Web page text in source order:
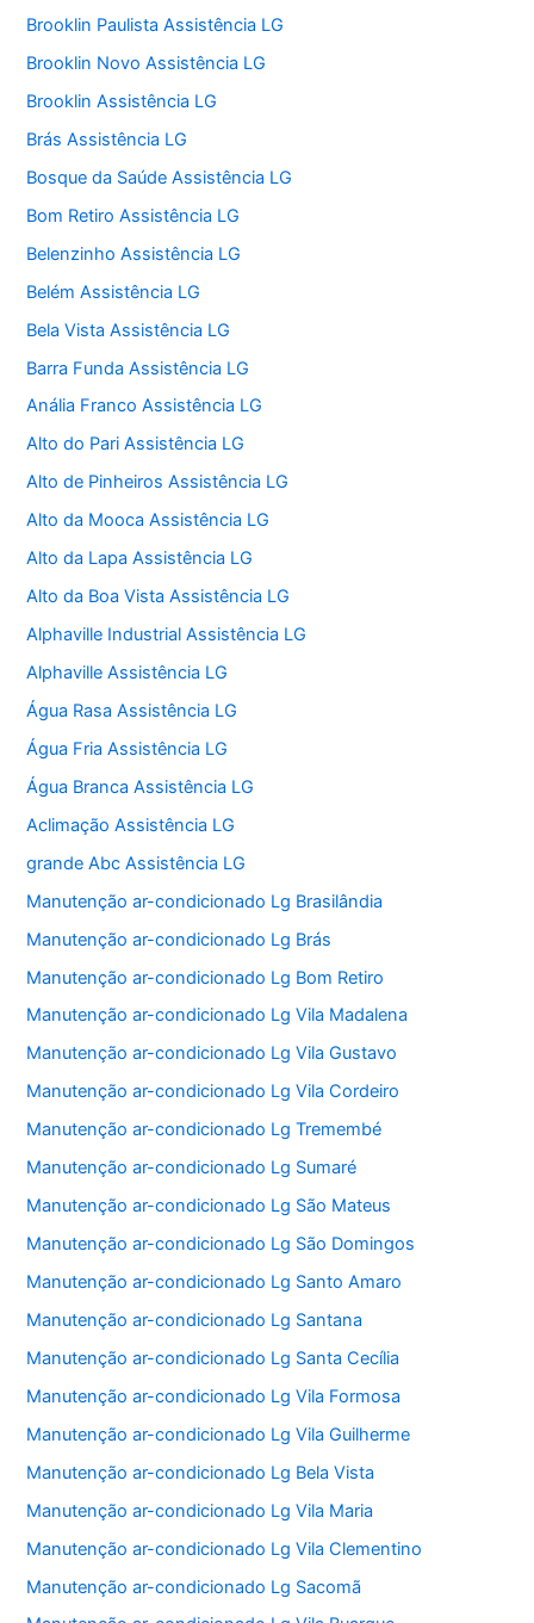
Brooklin Paulista Assistência LG
Brooklin Novo Assistência LG
Brooklin Assistência LG
Brás Assistência LG
Bosque da Saúde Assistência LG
Bom Retiro Assistência LG
Belenzinho Assistência LG
Belém Assistência LG
Bela Vista Assistência LG
Barra Funda Assistência LG
Anália Franco Assistência LG
Alto do Pari Assistência LG
Alto de Pinheiros Assistência LG
Alto da Mooca Assistência LG
Alto da Lapa Assistência LG
Alto da Boa Vista Assistência LG
Alphaville Industrial Assistência LG
Alphaville Assistência LG
Água Rasa Assistência LG
Água Fria Assistência LG
Água Branca Assistência LG
Aclimação Assistência LG
grande Abc Assistência LG
Manutenção ar-condicionado Lg Brasilândia
Manutenção ar-condicionado Lg Brás
Manutenção ar-condicionado Lg Bom Retiro
Manutenção ar-condicionado Lg Vila Madalena
Manutenção ar-condicionado Lg Vila Gustavo
Manutenção ar-condicionado Lg Vila Cordeiro
Manutenção ar-condicionado Lg Tremembé
Manutenção ar-condicionado Lg Sumaré
Manutenção ar-condicionado Lg São Mateus
Manutenção ar-condicionado Lg São Domingos
Manutenção ar-condicionado Lg Santo Amaro
Manutenção ar-condicionado Lg Santana
Manutenção ar-condicionado Lg Santa Cecília
Manutenção ar-condicionado Lg Vila Formosa
Manutenção ar-condicionado Lg Vila Guilherme
Manutenção ar-condicionado Lg Bela Vista
Manutenção ar-condicionado Lg Vila Maria
Manutenção ar-condicionado Lg Vila Clementino
Manutenção ar-condicionado Lg Sacomã